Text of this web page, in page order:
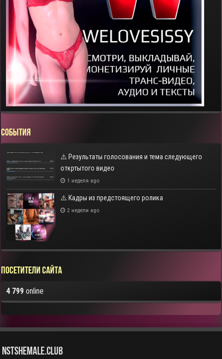
СОБЫТИЯ
⚠️ Результаты голосования и тема следующего
откртытого видео
1 неделя ago
⚠️ Кадры из предстоящего ролика
2 недели ago
Посетители сайта
4 799 online
NstShemale.Club